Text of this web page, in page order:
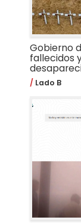
Gobierno
fallecidos
Lado B